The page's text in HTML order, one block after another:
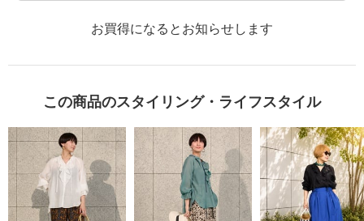
お買得になるとお知らせします
この商品のスタイリング・ライフスタイル